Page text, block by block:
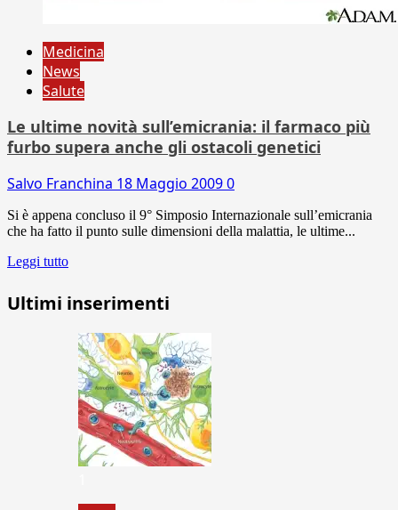
Medicina
News
Salute
Le ultime novità sull’emicrania: il farmaco più
furbo supera anche gli ostacoli genetici
Salvo Franchina 18 Maggio 20090
Si è appena concluso il 9° Simposio Internazionale sull’emicrania
che ha fatto il punto sulle dimensioni della malattia, le ultime...
Leggi tutto
Ultimi inserimenti